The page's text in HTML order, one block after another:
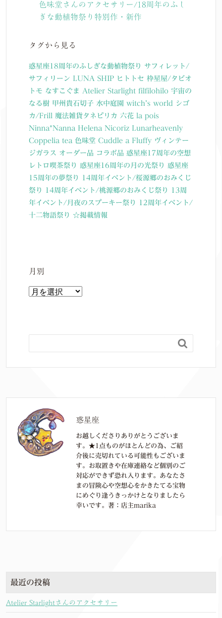
色味堂さんのアクセサリー/18周年のふし
ぎな動植物祭り特別作・新作
タグから見る
惑星座18周年のふしぎな動植物祭り
サフィレット/
サフィリーン
LUNA SHIP ヒトトセ 枠星屋/タビオ
トモ なすこぐま Atelier Starlight filfilohilo 宇宙の
なる樹 甲州貴石切子 水中庭園 witch’s world
シゴ
カ/Frill
魔法雑貨タネピリカ 六花
la pois
Ninna*Nanna
Helena Nicoriz
Lunarheavenly
Coppelia tea 色味堂 Cuddle a Fluffy ヴィンテー
ジガラス オーダー品 コラボ品 惑星座17周年の空想
レトロ喫茶祭り 惑星座16周年の月の光祭り 惑星座
15周年の夢祭り
14周年イベント/桜源郷のおみくじ
祭り
14周年イベント/桃源郷のおみくじ祭り
13周
年イベント/月夜のスプーキー祭り
12周年イベント/
十二物語祭り ☆掲載情報
月別
月

惑星座
お越しくださりありがとうございま
す。★1点ものがほとんどの為、ご紹
介後に売切れている可能性もございま
す。お取置きや在庫連絡など個別のご
対応ができず恐れ入ります。あなたさ
まの冒険心や空想心をかきたてる宝物
にめぐり逢うきっかけとなりましたら
幸いです。著：店主marika
最近の投稿
Atelier Starlightさんのアクセサリー